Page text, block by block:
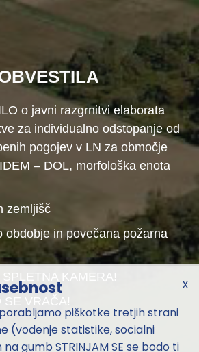
o javni razgrnitvi elaborata
za individualno odstopanje od
pogojev v LN za območje
– DOL, morfološka enota
zemljišč
obdobje in povečana požarna
KAMERA!
SE VRAČA!
X
piškotke tretjih strani
(vodenje statistike, socialni
na gumb STRINJAM SE se bodo ti